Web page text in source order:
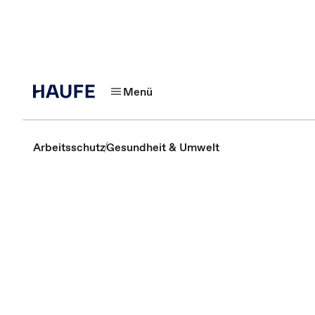
Menü
ArbeitsschutzGesundheit & Umwelt